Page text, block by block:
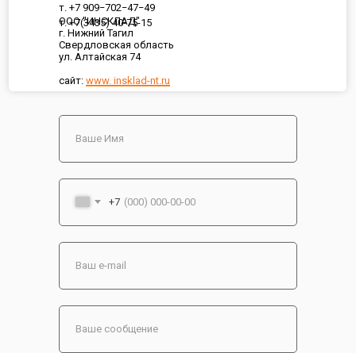
ООО "ИНСКЛАД"
г. Нижний Тагил
Свердловская область
ул. Алтайская 74
сайт: www. insklad-nt.ru
т. +7 909−702−47−49
т. +7(3435) 40-75-15
+7